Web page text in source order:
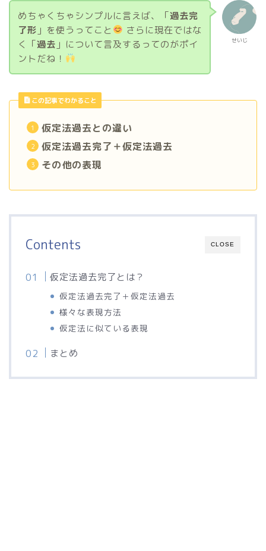
せいじ
めちゃくちゃシンプルに言えば、「過去完
了形 」を使うってこと
さらに現在ではな
く「過去 」について言及するってのがポイ
ントだね！
この記事でわかること
仮定法過去との違い
仮定法過去完了＋仮定法過去
その他の表現
CLOSE
Contents
仮定法過去完了とは？
仮定法過去完了＋仮定法過去
様々な表現方法
仮定法に似ている表現
まとめ